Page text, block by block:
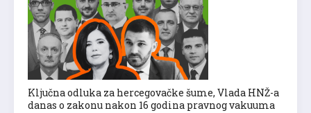
Ključna odluka za hercegovačke šume, Vlada HNŽ-a
danas o zakonu nakon 16 godina pravnog vakuuma